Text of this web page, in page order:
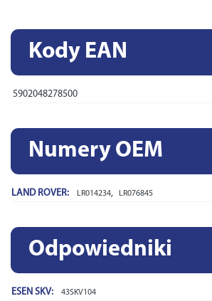
Kody EAN
5902048278500
Numery OEM
LAND ROVER: LR014234, LR076845
Odpowiedniki
ESEN SKV: 43SKV104